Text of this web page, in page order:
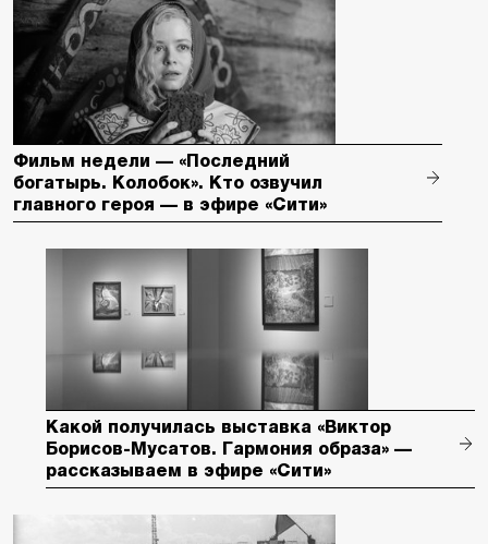
Фильм недели — «Последний
богатырь. Колобок». Кто озвучил
главного героя — в эфире «Сити»
Какой получилась выставка «Виктор
Борисов-Мусатов. Гармония образа» —
рассказываем в эфире «Сити»